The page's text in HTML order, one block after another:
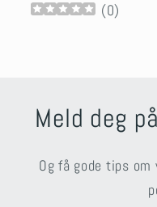
(0)
Meld deg
Og få gode tips